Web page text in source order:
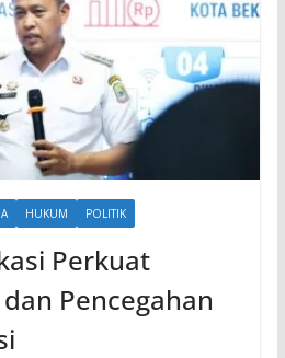
HUKUM POLITIK
Perkuat
Pencegahan